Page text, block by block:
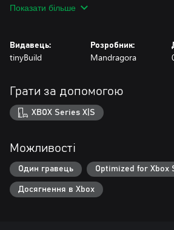
Довірте рутинні справи втішним машинам!
роботів-помічників, дайте їм завдання, а
ДОСЛІДЖУЙТЕ ТАЄМНИЧИЙ СВІТ
Посилайте розвідувальні дрони до
світу.
ЗАВЕДІТЬ НЕЙМОВІРНИХ ДРУЗІВ
Навіть якщо ви остання людина на Землі,
Показати більше
Видавець:
tinyBuild
Розробник:
Mandragora
Грати за допомогою
XBOX Series X|S
Можливості
Один гравець Optimized for Xbox
Досягнення в Xbox